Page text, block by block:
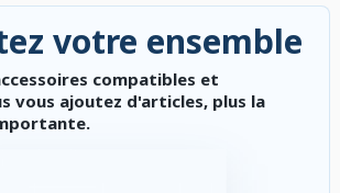
votre ensemble
compatibles et
vous ajoutez d'articles, plus la